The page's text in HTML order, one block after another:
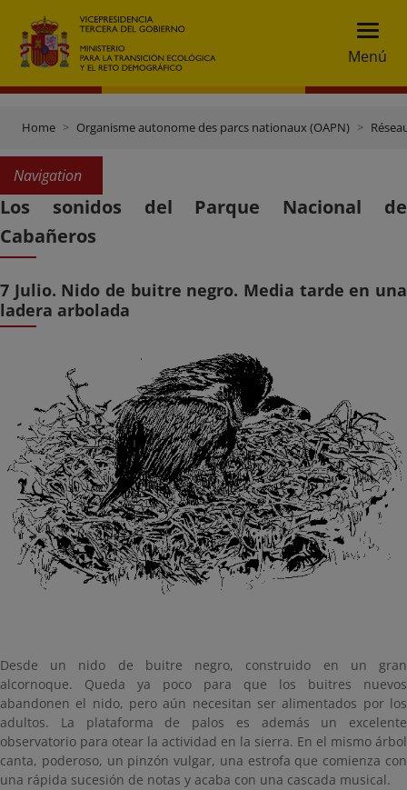
Menú
Home Organisme autonome des parcs nationaux (OAPN)
Navigation
Los sonidos del Parque Nacional de
Cabañeros
7 Julio. Nido de buitre negro. Media tarde en una
ladera arbolada
Desde un nido de buitre negro, construido en un gran
alcornoque. Queda ya poco para que los buitres nuevos
abandonen el nido, pero aún necesitan ser alimentados por los
adultos. La plataforma de palos es además un excelente
observatorio para otear la actividad en la sierra. En el mismo árbol
canta, poderoso, un pinzón vulgar, una estrofa que comienza con
una rápida sucesión de notas y acaba con una cascada musical.